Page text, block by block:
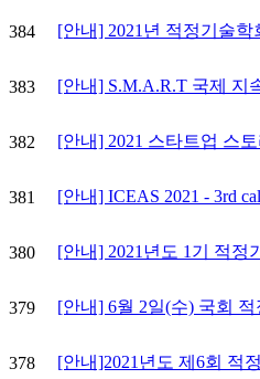
384 [안내] 2021년 적정기술학
383 [안내] S.M.A.R.T 국제 지
382 [안내] 2021 스타트업 스
381 [안내] ICEAS 2021 - 3rd
380 [안내] 2021년도 1기 적정
379 [안내] 6월 2일(수) 국회
378 [안내]2021년도 제6회 적